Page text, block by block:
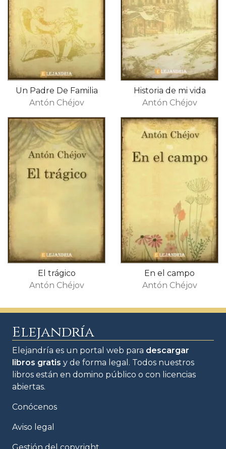
Un Padre De Familia
Antón Chéjov
Historia de mi vida
Antón Chéjov
El trágico
Antón Chéjov
En el campo
Antón Chéjov
Elejandría
Elejandría es un portal web para descargar
libros gratis y de forma legal. Todos nuestros
libros están en domino público o con licencias
abiertas.
Conócenos
Aviso legal